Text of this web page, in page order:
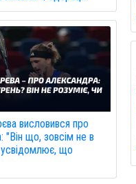
висловився про
"Він що, зовсім не в
усвідомлює, що